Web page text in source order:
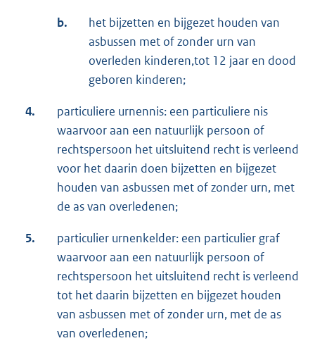
b.
het bijzetten en bijgezet houden van
asbussen met of zonder urn van
overleden kinderen,tot 12 jaar en dood
geboren kinderen;
4.
particuliere urnennis: een particuliere nis
waarvoor aan een natuurlijk persoon of
rechtspersoon het uitsluitend recht is verleend
voor het daarin doen bijzetten en bijgezet
houden van asbussen met of zonder urn, met
de as van overledenen;
5.
particulier urnenkelder: een particulier graf
waarvoor aan een natuurlijk persoon of
rechtspersoon het uitsluitend recht is verleend
tot het daarin bijzetten en bijgezet houden
van asbussen met of zonder urn, met de as
van overledenen;